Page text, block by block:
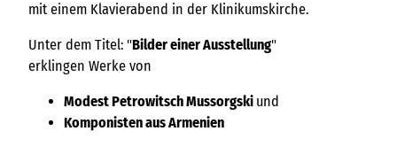
mit einem Klavierabend in der Klinikumskirche.
Unter dem Titel: "Bilder einer Ausstellung"
erklingen Werke von
Modest Petrowitsch Mussorgski und
Komponisten aus Armenien